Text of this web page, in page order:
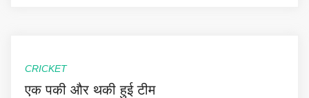
CRICKET
एक पकी और थकी हुई टीम